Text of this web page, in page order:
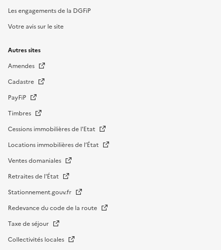
Les engagements de la DGFiP
Votre avis sur le site
Autres sites
Amendes
Cadastre
PayFiP
Timbres
Cessions immobilières de l'Etat
Locations immobilières de l’État
Ventes domaniales
Retraites de l'État
Stationnement.gouv.fr
Redevance du code de la route
Taxe de séjour
Collectivités locales